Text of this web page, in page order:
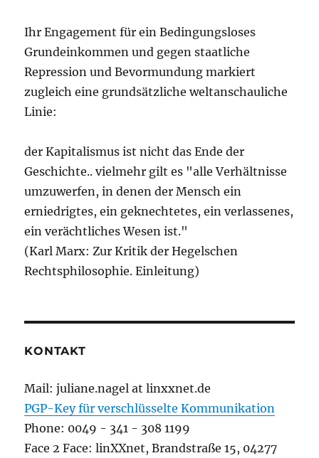
Ihr Engagement für ein Bedingungsloses
Grundeinkommen und gegen staatliche
Repression und Bevormundung markiert
zugleich eine grundsätzliche weltanschauliche
Linie:
der Kapitalismus ist nicht das Ende der
Geschichte.. vielmehr gilt es "alle Verhältnisse
umzuwerfen, in denen der Mensch ein
erniedrigtes, ein geknechtetes, ein verlassenes,
ein verächtliches Wesen ist."
(Karl Marx: Zur Kritik der Hegelschen
Rechtsphilosophie. Einleitung)
KONTAKT
Mail: juliane.nagel at linxxnet.de
PGP-Key für verschlüsselte Kommunikation
Phone: 0049 - 341 - 308 1199
Face 2 Face: linXXnet, Brandstraße 15, 04277